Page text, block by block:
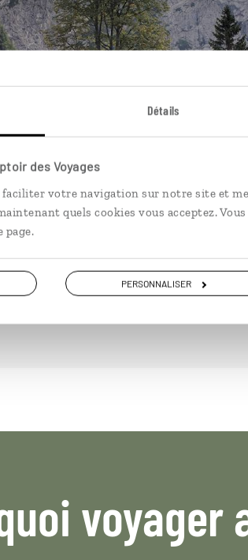
Détails
des Voyages
votre navigation sur notre site et
quels cookies vous acceptez.
page.
PERSONNALISER
: Ljubljana, Bled, Soca,
voyager